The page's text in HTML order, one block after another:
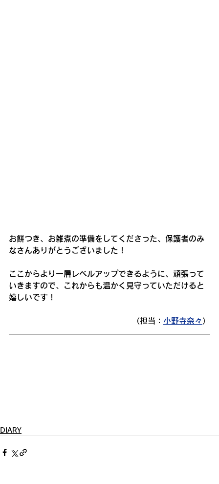
お餅つき、お雑煮の準備をしてくださった、保護者のみ
なさんありがとうございました！
ここからより一層レベルアップできるように、頑張って
いきますので、これからも温かく見守っていただけると
嬉しいです！
（担当： 小野寺奈々 ）
DIARY